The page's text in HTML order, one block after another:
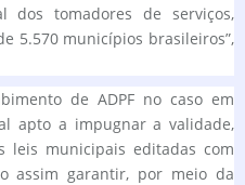
dos tomadores de serviços,
5.570 municípios brasileiros”,
de ADPF no caso em
apto a impugnar a validade,
leis municipais editadas com
assim garantir, por meio da